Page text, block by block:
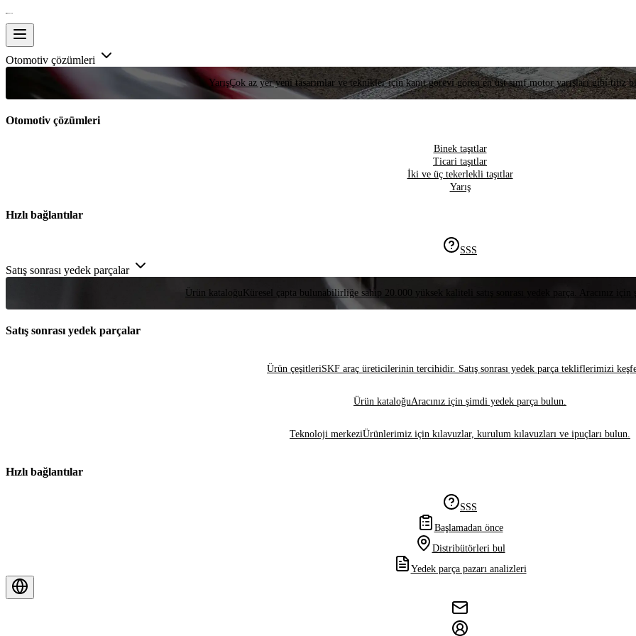
Otomotiv çözümleri
YarışÇok az yer yeni tasarımlar ve teknikler için kanıt görevi gören en üst sınıf motor yarışları gibi titiz
Otomotiv çözümleri
Binek taşıtlar
Ticari taşıtlar
İki ve üç tekerlekli taşıtlar
Yarış
Hızlı bağlantılar
SSS
Satış sonrası yedek parçalar
Ürün kataloğu Küresel çapta bulunabilirliğe sahip 20.000 yüksek kaliteli satış sonrası yedek parça. Aracınız
Satış sonrası yedek parçalar
Ürün çeşitleriSKF araç üreticilerinin tercihidir. Satış sonrası yedek parça tekliflerimizi
Ürün kataloğuAracınız için şimdi yedek parça bulun.
Teknoloji merkeziÜrünlerimiz için kılavuzlar, kurulum kılavuzları ve ipuçları bulun.
Hızlı bağlantılar
SSS
Başlamadan önce
Distribütörleri bul
Yedek parça pazarı analizleri